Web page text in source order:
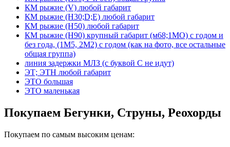
КМ рыжие (V) любой габарит
КМ рыжие (Н30;D;E) любой габарит
КМ рыжие (Н50) любой габарит
КМ рыжие (Н90) крупный габарит (м68;1МО) с годом и
без года, (1М5, 2М2) с годом (как на фото, все остальные
общая группа)
линия задержки МЛЗ (с буквой С не идут)
ЭТ; ЭТН любой габарит
ЭТО большая
ЭТО маленькая
Покупаем Бегунки, Струны, Реохорды
Покупаем по самым высоким ценам: